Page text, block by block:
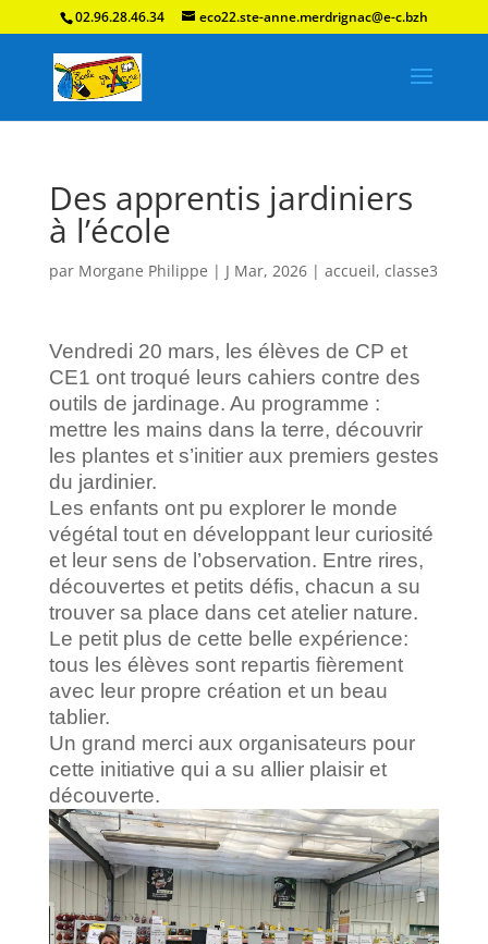
02.96.28.46.34 eco22.ste-anne.merdrignac@e-c.bzh
Des apprentis jardiniers
à l’école
par Morgane Philippe | J Mar, 2026| accueil, classe3
Vendredi 20 mars, les élèves de CP et
CE1 ont troqué leurs cahiers contre des
outils de jardinage. Au programme :
mettre les mains dans la terre, découvrir
les plantes et s’initier aux premiers gestes
du jardinier.
Les enfants ont pu explorer le monde
végétal tout en développant leur curiosité
et leur sens de l’observation. Entre rires,
découvertes et petits défis, chacun a su
trouver sa place dans cet atelier nature.
Le petit plus de cette belle expérience:
tous les élèves sont repartis fièrement
avec leur propre création et un beau
tablier.
Un grand merci aux organisateurs pour
cette initiative qui a su allier plaisir et
découverte.